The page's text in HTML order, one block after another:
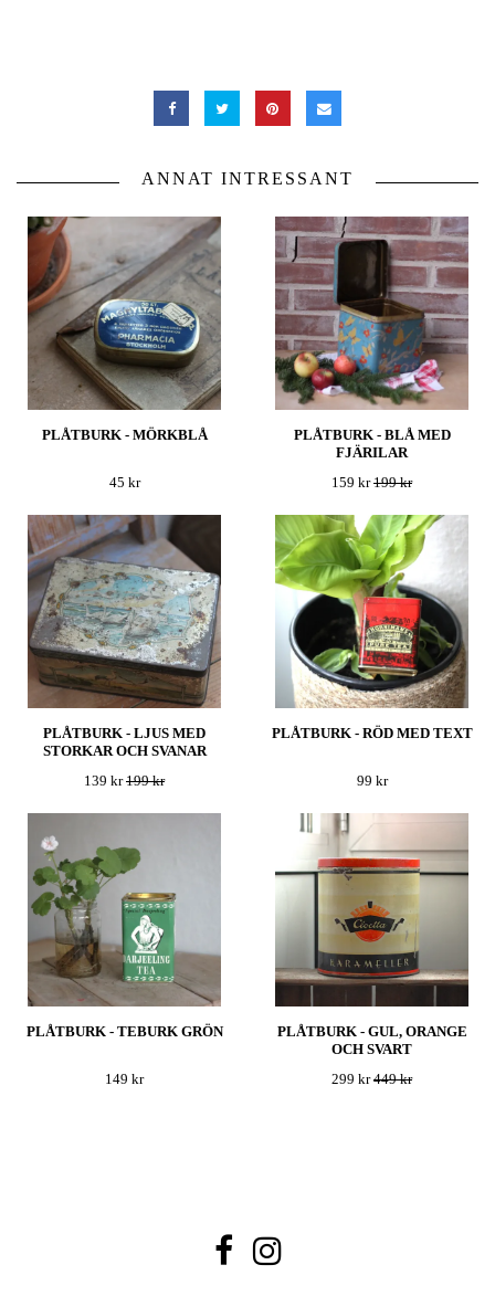
ANNAT INTRESSANT
PLÅTBURK - MÖRKBLÅ
45 kr
PLÅTBURK - BLÅ MED
FJÄRILAR
159 kr199 kr
PLÅTBURK - LJUS MED
STORKAR OCH SVANAR
139 kr199 kr
PLÅTBURK - RÖD MED TEXT
99 kr
PLÅTBURK - TEBURK GRÖN
149 kr
PLÅTBURK - GUL, ORANGE
OCH SVART
299 kr449 kr